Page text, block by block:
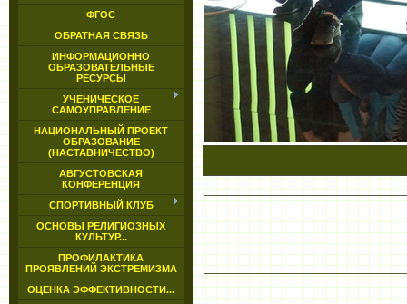
ФГОС
ОБРАТНАЯ СВЯЗЬ
ИНФОРМАЦИОННО
ОБРАЗОВАТЕЛЬНЫЕ
РЕСУРСЫ
УЧЕНИЧЕСКОЕ
САМОУПРАВЛЕНИЕ
НАЦИОНАЛЬНЫЙ ПРОЕКТ
ОБРАЗОВАНИЕ
(НАСТАВНИЧЕСТВО)
АВГУСТОВСКАЯ
КОНФЕРЕНЦИЯ
СПОРТИВНЫЙ КЛУБ
ОСНОВЫ РЕЛИГИОЗНЫХ
КУЛЬТУР...
ПРОФИЛАКТИКА
ПРОЯВЛЕНИЙ ЭКСТРЕМИЗМА
ОЦЕНКА ЭФФЕКТИВНОСТИ...